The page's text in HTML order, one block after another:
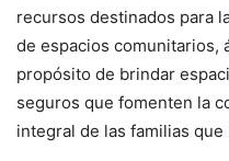
recursos destinados para
de espacios comunitarios,
propósito de brindar
seguros que fomenten la
integral de las familias